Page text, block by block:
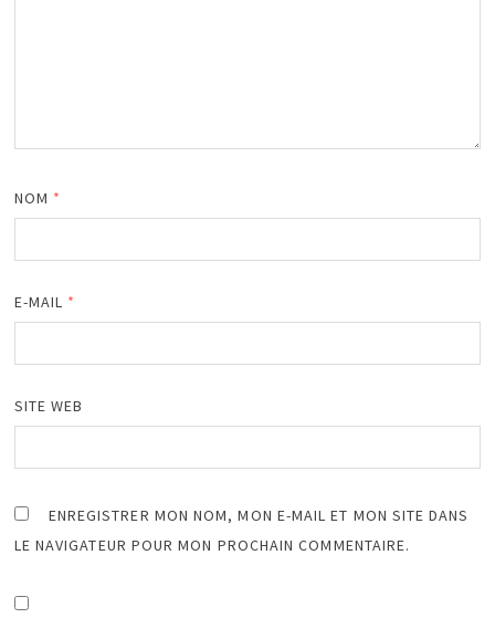
NOM *
E-MAIL *
SITE WEB
ENREGISTRER MON NOM, MON E-MAIL ET MON SITE DANS
LE NAVIGATEUR POUR MON PROCHAIN COMMENTAIRE.